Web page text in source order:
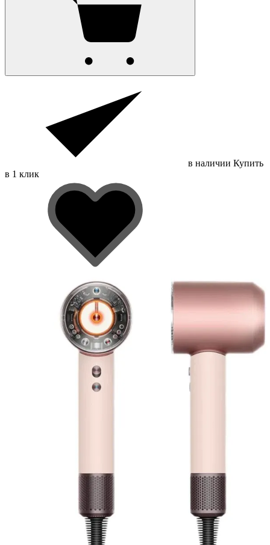
в наличии Купить
в 1 клик